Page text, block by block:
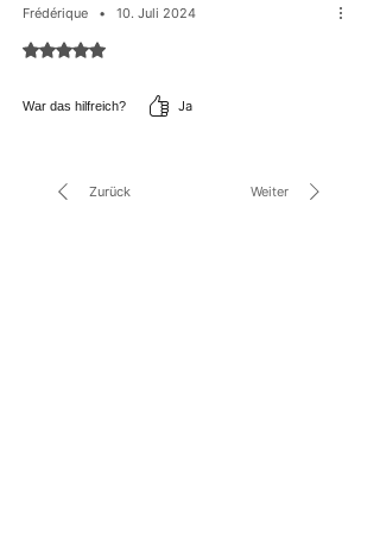
Frédérique • 10. Juli 2024
Mit 5 von 5 Sternen bewertet.
War das hilfreich? Ja
Zurück Weiter